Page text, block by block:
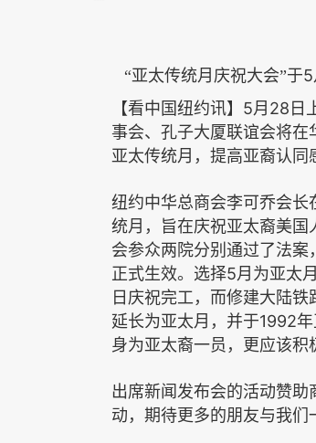
“亚太传统月庆祝大会”于5
【看中国纽约讯】 5月 28 日
事会、孔子大厦联谊会将
亚太传统月，提高亚裔认同
纽约中华总商会李可乔会长
统月，旨在庆祝亚太裔美
会参众两院分别通过了法案
正式生效。选择5月为亚太
日庆祝完工，而修建大陆铁
延长为亚太月，并于1992
身为亚太裔一员，更应该积
出席新闻发布会的活动赞
动，期待更多的朋友与我们